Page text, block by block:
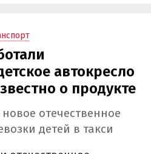
автокресло
о продукте
отечественное
детей в такси